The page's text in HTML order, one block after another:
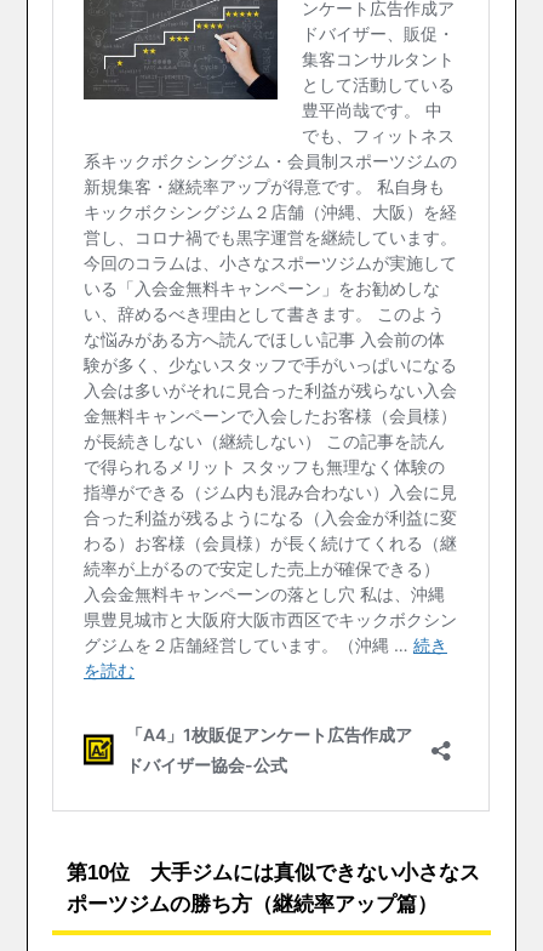
第10位 大手ジムには真似できない小さなス
ポーツジムの勝ち方（継続率アップ篇）